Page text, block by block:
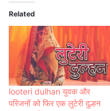
Related
looteri dulhan युवक और
परिजनों को फिर एक लुटेरी दुल्हन